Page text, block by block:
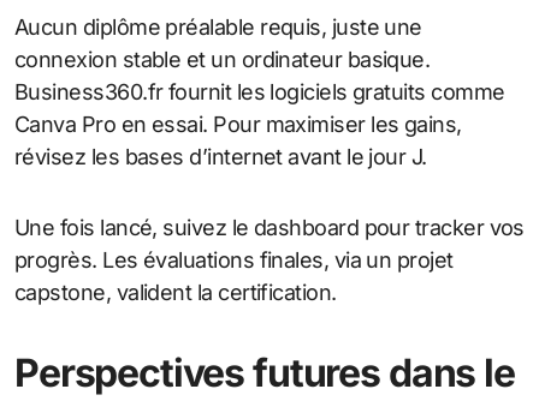
Aucun diplôme préalable requis, juste une
connexion stable et un ordinateur basique.
Business360.fr fournit les logiciels gratuits comme
Canva Pro en essai. Pour maximiser les gains,
révisez les bases d’internet avant le jour J.
Une fois lancé, suivez le dashboard pour tracker vos
progrès. Les évaluations finales, via un projet
capstone, valident la certification.
Perspectives futures dans le